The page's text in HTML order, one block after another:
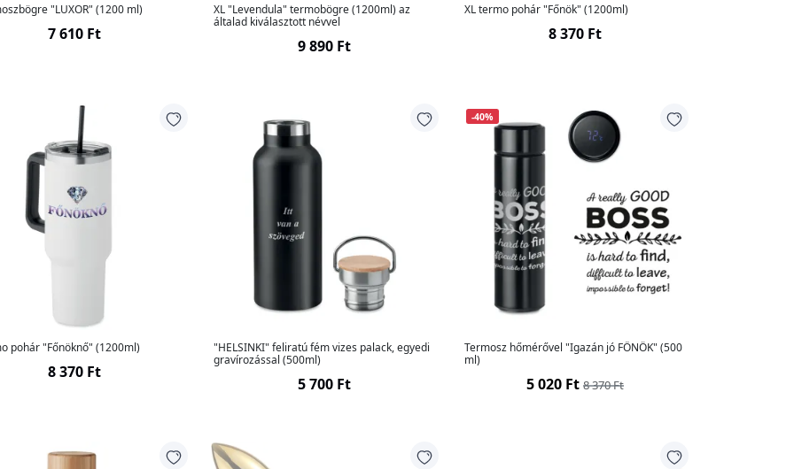
"LUXOR" (1200 ml)
7 610 Ft
XL "Levendula" termobögre (1200ml) az
általad kiválasztott névvel
9 890 Ft
XL termo pohár "Főnök" (1200ml)
8 370 Ft
pohár "Főnöknő" (1200ml)
8 370 Ft
"HELSINKI" feliratú fém vizes palack, egyedi
gravírozással (500ml)
5 700 Ft
-40%
Termosz hőmérővel "Igazán jó FŐNÖK" (500
ml)
5 020 Ft 8 370 Ft